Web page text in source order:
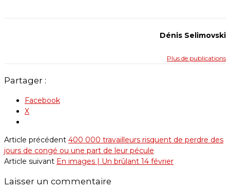
Dénis Selimovski
Plus de publications
Partager :
Facebook
X
Article précédent 400 000 travailleurs risquent de perdre des
jours de congé ou une part de leur pécule
Article suivant En images | Un brûlant 14 février
Laisser un commentaire